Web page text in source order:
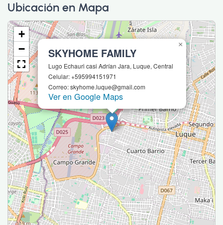
Ubicación en Mapa
SKYHOME FAMILY
Lugo Echauri casi Adrían Jara, Luque, Central
Celular: +595994151971
Correo: skyhome.luque@gmail.com
Ver en Google Maps
×
+
−